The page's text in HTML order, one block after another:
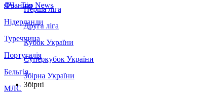
Франція
Нідерланди
Туреччина
Португалія
Бельгія
МЛС
ЛЧ - Top News
Перша ліга
Друга ліга
Кубок України
Суперкубок України
Збірна України
Збірні